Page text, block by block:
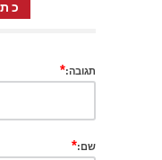
תגובה:*
שם:*